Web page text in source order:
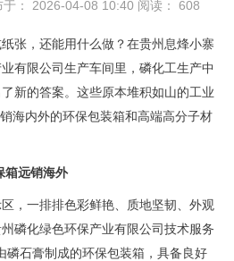
于： 2026-04-08 10:40 阅读： 608
张，还能用什么做？在贵州息烽小寨
有限公司生产车间里，磷化工生产中
新的答案。这些原本堆积如山的工业
海内外的环保包装箱和高端高分子材
箱远销海外
，一排排色彩鲜艳、质地坚韧、外观
磷化绿色环保产业有限公司技术服务
磷石膏制成的环保包装箱，具备良好